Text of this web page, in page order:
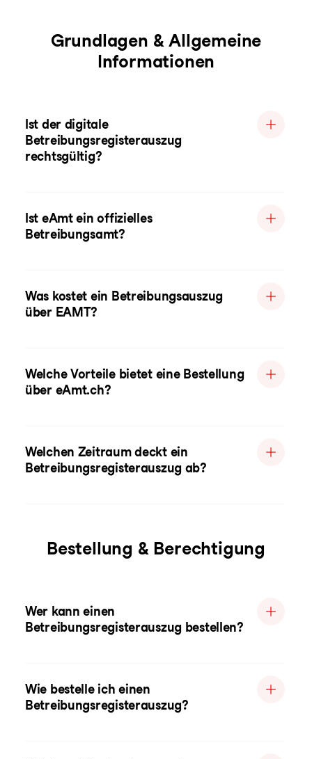
Grundlagen & Allgemeine
Informationen
Ist der digitale
Betreibungsregisterauszug
rechtsgültig?
Ist eAmt ein offizielles
Betreibungsamt?
Was kostet ein Betreibungsauszug
über EAMT?
Welche Vorteile bietet eine Bestellung
über eAmt.ch?
Welchen Zeitraum deckt ein
Betreibungsregisterauszug ab?
Bestellung & Berechtigung
Wer kann einen
Betreibungsregisterauszug bestellen?
Wie bestelle ich einen
Betreibungsregisterauszug?